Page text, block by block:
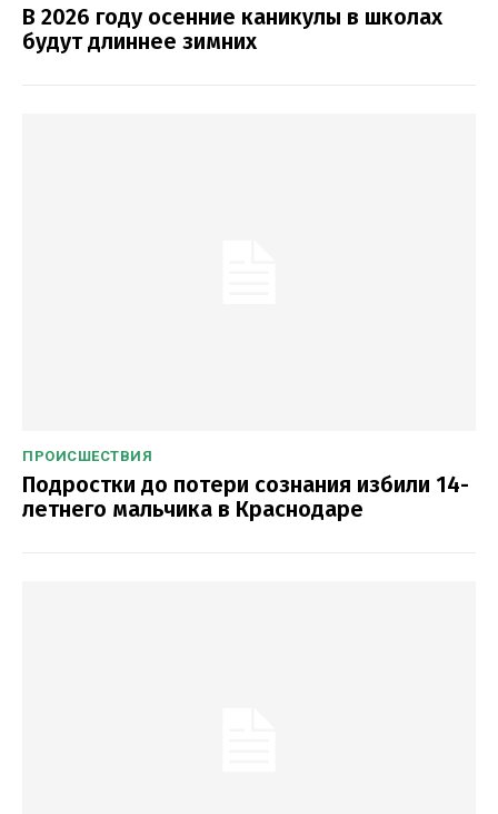
В 2026 году осенние каникулы в школах
будут длиннее зимних
ПРОИСШЕСТВИЯ
Подростки до потери сознания избили 14-
летнего мальчика в Краснодаре